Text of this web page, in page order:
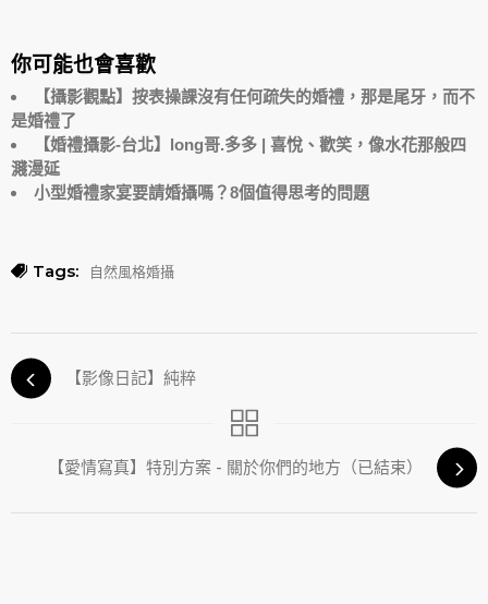
你可能也會喜歡
【攝影觀點】按表操課沒有任何疏失的婚禮，那是尾牙，而不
是婚禮了
【婚禮攝影-台北】long哥.多多 | 喜悅、歡笑，像水花那般四
濺漫延
小型婚禮家宴要請婚攝嗎？8個值得思考的問題
Tags: 自然風格婚攝
【影像日記】純粹
【愛情寫真】特別方案 - 關於你們的地方（已結束）